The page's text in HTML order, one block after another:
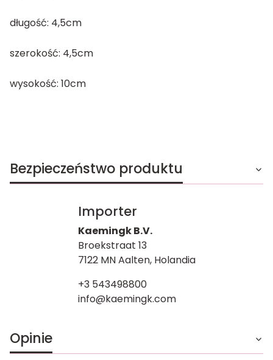
długość: 4,5cm
szerokość: 4,5cm
wysokość: 10cm
Bezpieczeństwo produktu
Importer
Kaemingk B.V.
Broekstraat 13
7122 MN Aalten, Holandia
+3 543498800
info@kaemingk.com
Opinie